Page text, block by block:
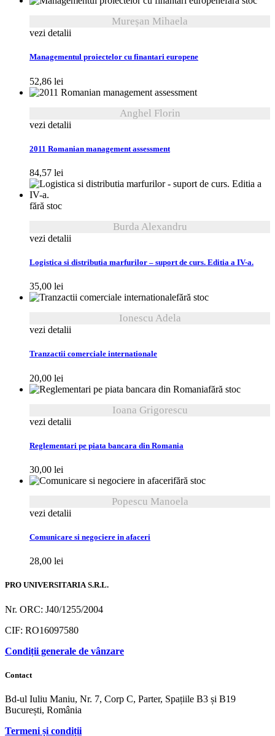
Mureșan Mihaela
vezi detalii
Managementul proiectelor cu finantari europene
52,86 lei
Anghel Florin
vezi detalii
2011 Romanian management assessment
84,57 lei
fără stoc
Burda Alexandru
vezi detalii
Logistica si distributia marfurilor – suport de curs. Editia a IV-a.
35,00 lei
fără stoc
Ionescu Adela
vezi detalii
Tranzactii comerciale internationale
20,00 lei
fără stoc
Ioana Grigorescu
vezi detalii
Reglementari pe piata bancara din Romania
30,00 lei
fără stoc
Popescu Manoela
vezi detalii
Comunicare si negociere in afaceri
28,00 lei
PRO UNIVERSITARIA S.R.L.
Nr. ORC: J40/1255/2004
CIF: RO16097580
Condiții generale de vânzare
Contact
Bd-ul Iuliu Maniu, Nr. 7, Corp C, Parter, Spațiile B3 și B19
București, România
Termeni și condiții